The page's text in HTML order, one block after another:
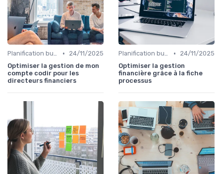
Planification budgétaire •
24/11/2025
Optimiser la gestion de mon
compte codir pour les
directeurs financiers
Planification budgétaire •
24/11/2025
Optimiser la gestion
financière grâce à la fiche
processus